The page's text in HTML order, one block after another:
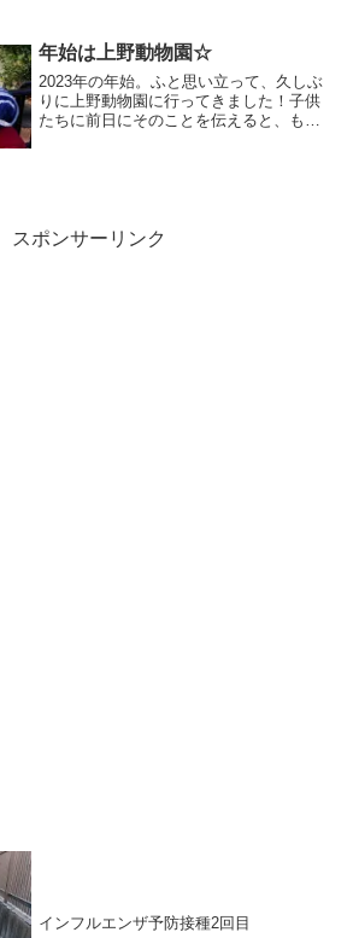
す。肌寒いけれど日差しはポカポカして
いたので、双子...
年始は上野動物園☆
2023年の年始。ふと思い立って、久しぶ
りに上野動物園に行ってきました！子供
たちに前日にそのことを伝えると、もう
スポンサーリンク
インフルエンザ予防接種2回目